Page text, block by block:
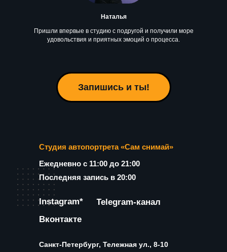
Наталья
Пришли впервые в студию с подругой и получили море
удовольствия и приятных эмоций о процесса.
Запишись и ты!
Ежедневно с 11:00 до 21:00
Последняя запись в 20:00
Telegram-канал
Instagram*
Студия автопортрета «Сам снимай»
Вконтакте
Санкт-Петербург, Тележная ул., 8-10